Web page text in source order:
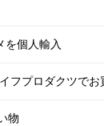
を個人輸入
フプロダクツでお
物